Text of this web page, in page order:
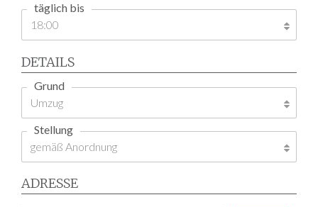
täglich bis
DETAILS
Grund
Stellung
ADRESSE